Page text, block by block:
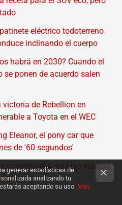
eléctrico todoterreno
inclinando el cuerpo
habrá en 2030? Cuando el
se ponen de acuerdo salen
de Rebellion en
a Toyota en el WEC
Eleanor, el pony car que
de '60 segundos'
conservará todas las marcas
generar estadísticas de
analizando tu
aceptando su uso. Más